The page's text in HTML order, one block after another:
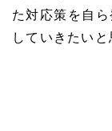
た対応策を自
していきたいと